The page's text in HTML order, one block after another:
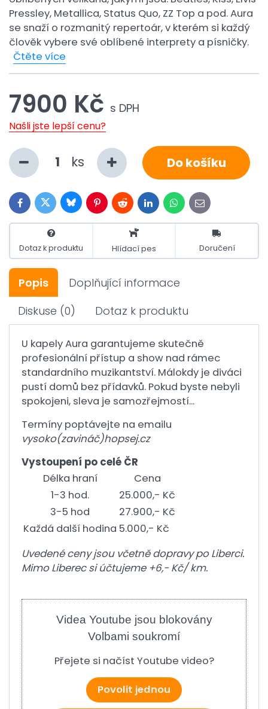
Pressley, Metallica, Status Quo, ZZ Top a pod. Aura
se snaží o rozmanitý repertoár, v kterém si každý
člověk vybere své oblíbené interprety a písničky.
Čtěte více
7900 Kč s DPH
Našli jste lepší cenu?
ks Do košíku
FacebookTwitterBlueskyPinterestRedditLinkedInWhatsApp
E-
mail
Dotaz k produktu Hlídací pes Doručení
Popis
Doplňující informace
Diskuse (0) Dotaz k produktu
U kapely Aura garantujeme skutečně
profesionální přístup a show nad rámec
standardního muzikantství. Málokdy je diváci
pustí domů bez přídavků. Pokud byste nebyli
spokojeni, sleva je samozřejmostí...
Termíny poptávejte na emailu
vysoko(zavináč)hopsej.cz
Vystoupení po celé ČR
Délka hraní
Cena
1-3 hod.
25.000,- Kč
3-5 hod
27.900,- Kč
Každá další hodina 5.000,- Kč
Uvedené ceny jsou včetně dopravy po Liberci.
Mimo Liberec si účtujeme +6,- Kč/ km.
Videa Youtube jsou blokovány
Volbami soukromí
Přejete si načíst Youtube video?
Povolit jednou